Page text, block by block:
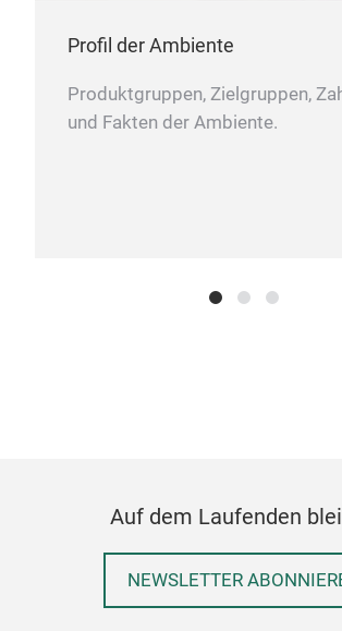
Profil der Ambiente
Produktgruppen, Zielgruppen,
und Fakten der Ambiente.
Auf dem Laufenden
NEWSLETTER